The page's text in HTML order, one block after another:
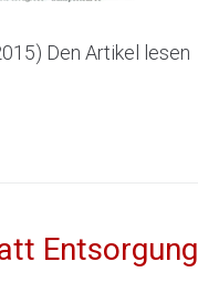
Den Artikel lesen
Entsorgung